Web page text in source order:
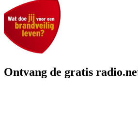
Ontvang de gratis